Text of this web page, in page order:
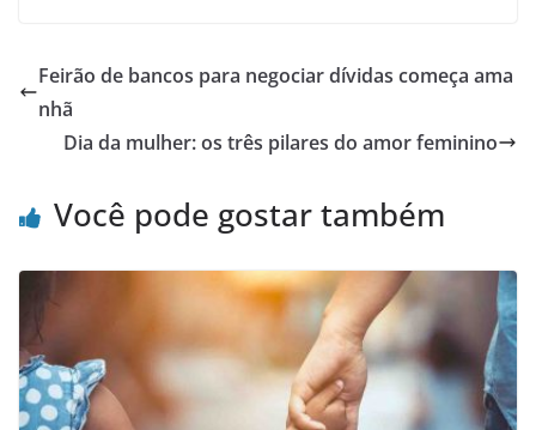
Feirão de bancos para negociar dívidas começa ama
nhã
Dia da mulher: os três pilares do amor feminino
Você pode gostar também